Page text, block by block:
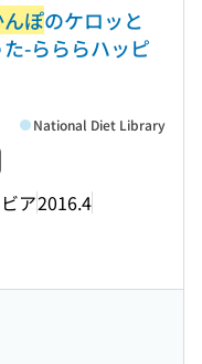
ぽのケロッと
-らららハッピ
ア2016.4
National Diet Library